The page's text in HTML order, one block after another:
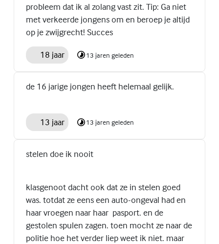
probleem dat ik al zolang vast zit. Tip: Ga niet
met verkeerde jongens om en beroep je altijd
op je zwijgrecht! Succes
18 jaar 13 jaren geleden
de 16 jarige jongen heeft helemaal gelijk.
13 jaar 13 jaren geleden
stelen doe ik nooit
klasgenoot dacht ook dat ze in stelen goed
was. totdat ze eens een auto-ongeval had en
haar vroegen naar haar pasport. en de
gestolen spulen zagen. toen mocht ze naar de
politie hoe het verder liep weet ik niet. maar